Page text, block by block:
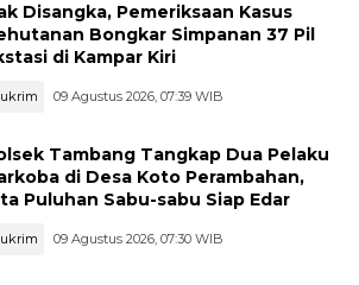
Disangka, Pemeriksaan Kasus
Bongkar Simpanan 37 Pil
di Kampar Kiri
09 Agustus 2026, 07:39 WIB
Tambang Tangkap Dua Pelaku
di Desa Koto Perambahan,
Puluhan Sabu-sabu Siap Edar
09 Agustus 2026, 07:30 WIB